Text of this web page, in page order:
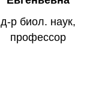
д-р биол. наук,
профессор